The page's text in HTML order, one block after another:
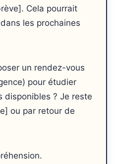
Cela pourrait
les prochaines
un rendez-vous
pour étudier
disponibles ? Je reste
ou par retour de